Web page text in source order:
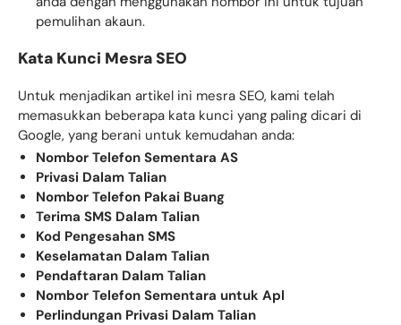
pemulihan akaun.
Kata Kunci Mesra SEO
Untuk menjadikan artikel ini mesra SEO, kami telah
memasukkan beberapa kata kunci yang paling dicari di
Google, yang berani untuk kemudahan anda:
Nombor Telefon Sementara AS
Privasi Dalam Talian
Nombor Telefon Pakai Buang
Terima SMS Dalam Talian
Kod Pengesahan SMS
Keselamatan Dalam Talian
Pendaftaran Dalam Talian
Nombor Telefon Sementara untuk Apl
Perlindungan Privasi Dalam Talian